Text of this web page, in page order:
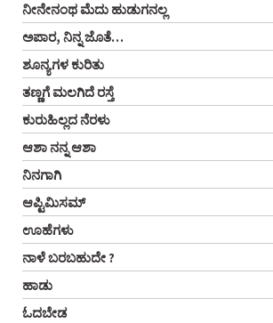
ನೀನೇನಂಥ ಮೆದು ಹುಡುಗನಲ್ಲ
ಅಪಾರ, ನಿನ್ನ ಜೊತೆ…
ಶೂನ್ಯಗಳ ಕುರಿತು
ತಣ್ಣಗೆ ಮಲಗಿದೆ ರಸ್ತೆ
ಕುರುಹಿಲ್ಲದ ನೆರಳು
ಆಶಾ ನನ್ನ ಆಶಾ
ನಿನಗಾಗಿ
ಆಪ್ಟಿಮಿಸಮ್
ಊಹೆಗಳು
ನಾಳೆ ಬರಬಹುದೇ ?
ಹಾಡು
ಓದಬೇಡ